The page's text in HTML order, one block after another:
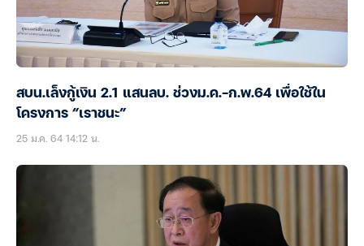
สบน.เล็งกู้เงิน 2.1 แสนลบ. ช่วงม.ค.-ก.พ.64 เพื่อใช้ใน
โครงการ “เราชนะ”
25 ม.ค. 64 14:12 น.